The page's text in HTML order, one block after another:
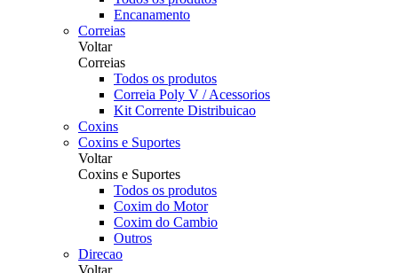
Encanamento
Correias
Voltar
Correias
Todos os produtos
Correia Poly V / Acessorios
Kit Corrente Distribuicao
Coxins
Coxins e Suportes
Voltar
Coxins e Suportes
Todos os produtos
Coxim do Motor
Coxim do Cambio
Outros
Direcao
Voltar